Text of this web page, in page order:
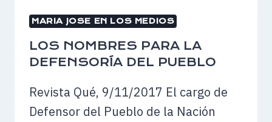
EL
ORO
DE
LA
TIERRA
PARA
PONERLO
MARIA JOSE EN LOS MEDIOS
LOS NOMBRES PARA LA
DEFENSORÍA DEL PUEBLO
Revista Qué, 9/11/2017 El cargo de
Defensor del Pueblo de la Nación